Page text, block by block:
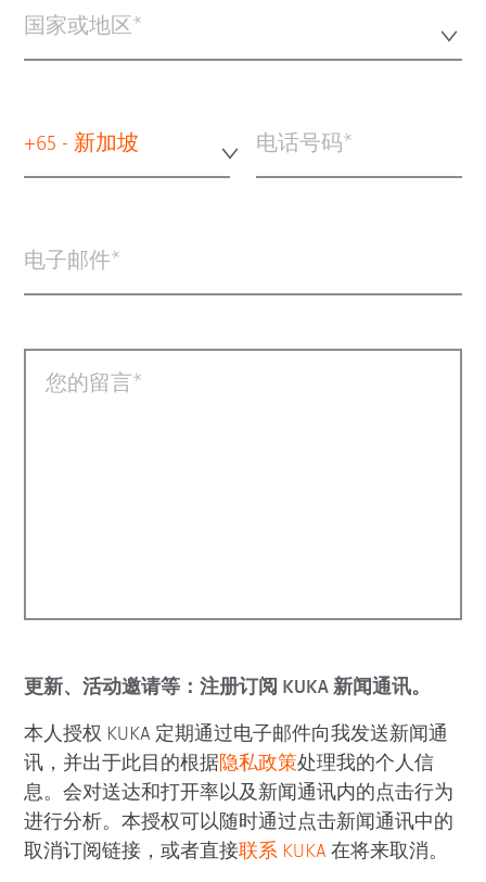
国家或地区*
+65 - 新加坡 电话号码
电子邮件
您的留言
更新、活动邀请等：注册订阅 KUKA 新闻通讯。
本人授权 KUKA 定期通过电子邮件向我发送新闻通
讯，并出于此目的根据隐私政策处理我的个人信
息。会对送达和打开率以及新闻通讯内的点击行为
进行分析。本授权可以随时通过点击新闻通讯中的
取消订阅链接，或者直接联系 KUKA 在将来取消。